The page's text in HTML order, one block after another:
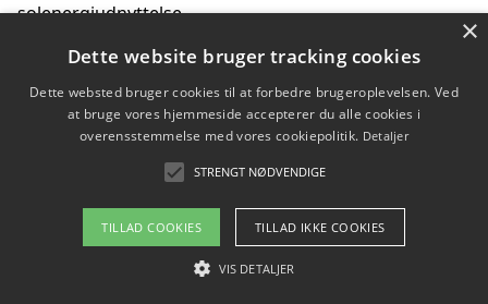
solenergiudnyttelse
Hvordan du får svar på energispørgsmål om
vedvarende energikilder
Om / kontakt
Blog Betingelser
×
Dette website bruger tracking cookies
Dette websted bruger cookies til at forbedre brugeroplevelsen. Ved
at bruge vores hjemmeside accepterer du alle cookies i
overensstemmelse med vores cookiepolitik. Detaljer
STRENGT NØDVENDIGE
TILLAD COOKIES TILLAD IKKE COOKIES
VIS DETALJER